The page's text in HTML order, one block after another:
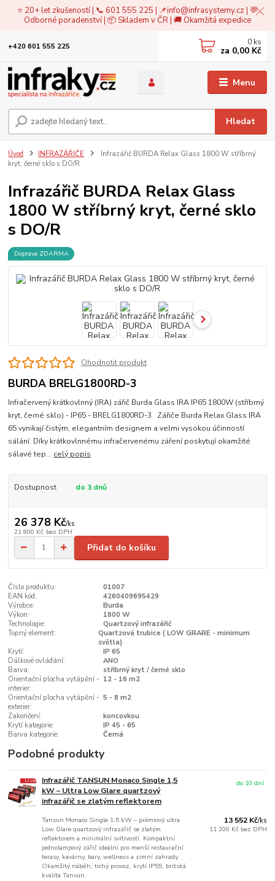
⭐ 20+ let zkušeností | 📞 601 555 225 | 📌info@infrasystemy.cz| 💬
Odborné poradenství | 📦 Skladem v ČR | 🚚 Okamžitá expedice
Menu
Hledat
+420 601 555 225 0 ks
za 0,00 Kč
Úvod INFRAZÁŘIČE
Infrazářič BURDA Relax Glass 1800 W stříbrný
kryt, černé sklo s DO/R
Infrazářič BURDA Relax Glass
1800 W stříbrný kryt, černé sklo
s DO/R
Doprava ZDARMA
Ohodnotit produkt
BURDA BRELG1800RD-3
Infračervený krátkovlnný (IRA) zářič Burda Glass IRA IP65 1800W (stříbrný
kryt, černé sklo) - IP65 - BRELG1800RD-3 Zářiče Burda Relax Glass IRA
65 vynikají čistým, elegantním designem a velmi vysokou účinností
sálání. Díky krátkovlnnému infračervenému záření poskytují okamžité
sálavé tep... celý popis
Dostupnost do 3 dnů
26 378 Kč/ks
21 800 Kč bez DPH
Přidat do košíku
Číslo produktu:
01007
EAN kód:
4260409695429
Výrobce:
Burda
Výkon:
1800 W
Technologie:
Quartzový infrazářič
Topný element:
Quartzová trubice ( LOW GRARE - minimum
světla)
Krytí:
IP 65
Dálkové ovládání:
ANO
Barva:
stříbrný kryt / černé sklo
Orientační plocha vytápění -
interier:
12 - 16 m2
Orientační plocha vytápění -
exterier:
5 - 8 m2
Zakončení:
koncovkou
Krytí kategorie:
IP 45 - 65
Barva kategorie:
Černá
Podobné produkty
Infrazářič TANSUN Monaco Single 1,5
kW – Ultra Low Glare quartzový
infrazářič se zlatým reflektorem
Tansun Monaco Single 1,5 kW – prémiový ultra
Low Glare quartzový infrazářič se zlatým
reflektorem a minimální svítivostí. Kompaktní
jednolampový zářič ideální pro menší restaurační
terasy, kavárny, bary, wellness a zimní zahrady.
Okamžitý náběh, tichý provoz, krytí IP55, britská
kvalita Tansun.
13 552 Kč/ks
11 200 Kč bez DPH
do 10 dní